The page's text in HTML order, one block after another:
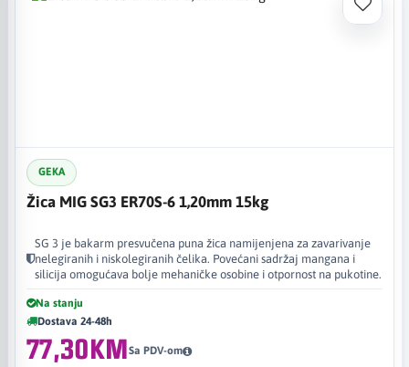
GEKA
Žica MIG SG3 ER70S-6 1,20mm 15kg
SG 3 je bakarm presvučena puna žica namijenjena za zavarivanje
nelegiranih i niskolegiranih čelika. Povećani sadržaj mangana i
silicija omogućava bolje mehaničke osobine i otpornost na pukotine.
Na stanju
Dostava 24-48h
77,30KMSa PDV-om